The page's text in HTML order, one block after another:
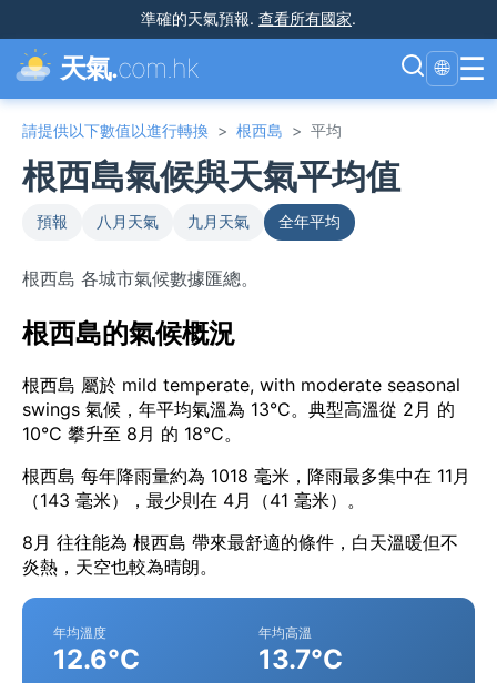
準確的天氣預報. 查看所有國家.
天氣.com.hk 🌐 ☰
請提供以下數值以進行轉換 > 根西島 > 平均
根西島氣候與天氣平均值
預報 八月天氣 九月天氣 全年平均
根西島 各城市氣候數據匯總。
根西島的氣候概況
根西島 屬於 mild temperate, with moderate seasonal
swings 氣候，年平均氣溫為 13°C。典型高溫從 2月 的
10°C 攀升至 8月 的 18°C。
根西島 每年降雨量約為 1018 毫米，降雨最多集中在 11月
（143 毫米），最少則在 4月（41 毫米）。
8月 往往能為 根西島 帶來最舒適的條件，白天溫暖但不
炎熱，天空也較為晴朗。
年均溫度
12.6°C
年均高溫
13.7°C